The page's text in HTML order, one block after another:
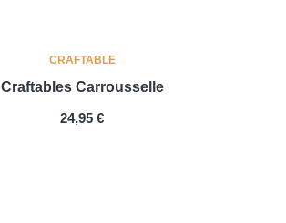
CRAFTABLE
Craftables Carrousselle
PRIX
24,95 €